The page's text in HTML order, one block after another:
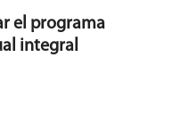
el programa
integral